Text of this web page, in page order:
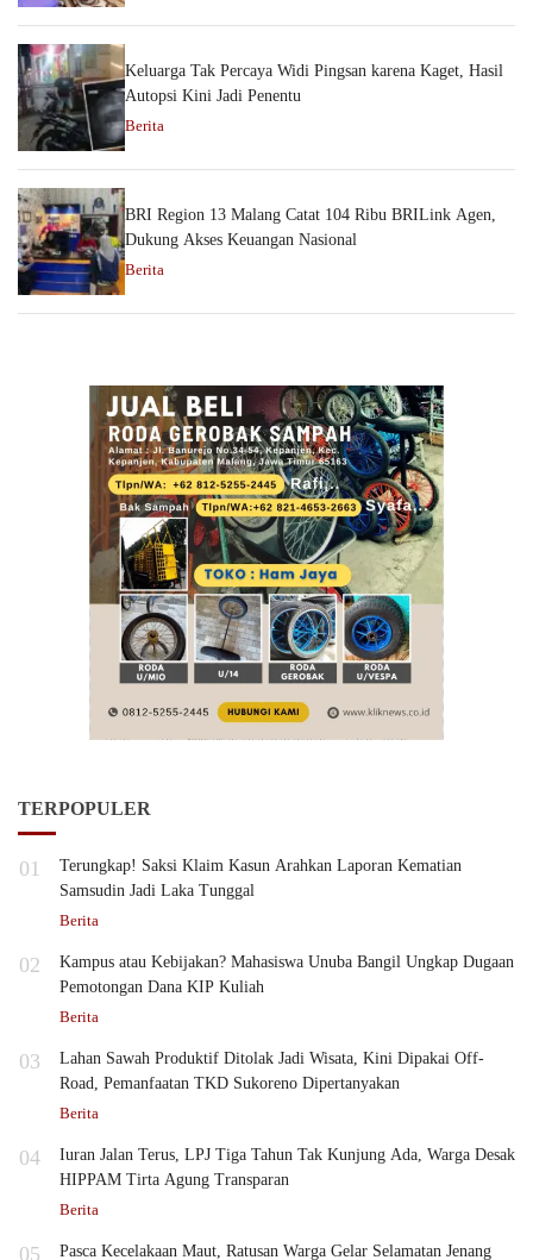
Keluarga Tak Percaya Widi Pingsan karena Kaget, Hasil
Autopsi Kini Jadi Penentu
Berita
BRI Region 13 Malang Catat 104 Ribu BRILink Agen,
Dukung Akses Keuangan Nasional
Berita
TERPOPULER
01
Terungkap! Saksi Klaim Kasun Arahkan Laporan Kematian
Samsudin Jadi Laka Tunggal
Berita
02
Kampus atau Kebijakan? Mahasiswa Unuba Bangil Ungkap Dugaan
Pemotongan Dana KIP Kuliah
Berita
03
Lahan Sawah Produktif Ditolak Jadi Wisata, Kini Dipakai Off-
Road, Pemanfaatan TKD Sukoreno Dipertanyakan
Berita
04
Iuran Jalan Terus, LPJ Tiga Tahun Tak Kunjung Ada, Warga Desak
HIPPAM Tirta Agung Transparan
Berita
05
Pasca Kecelakaan Maut, Ratusan Warga Gelar Selamatan Jenang